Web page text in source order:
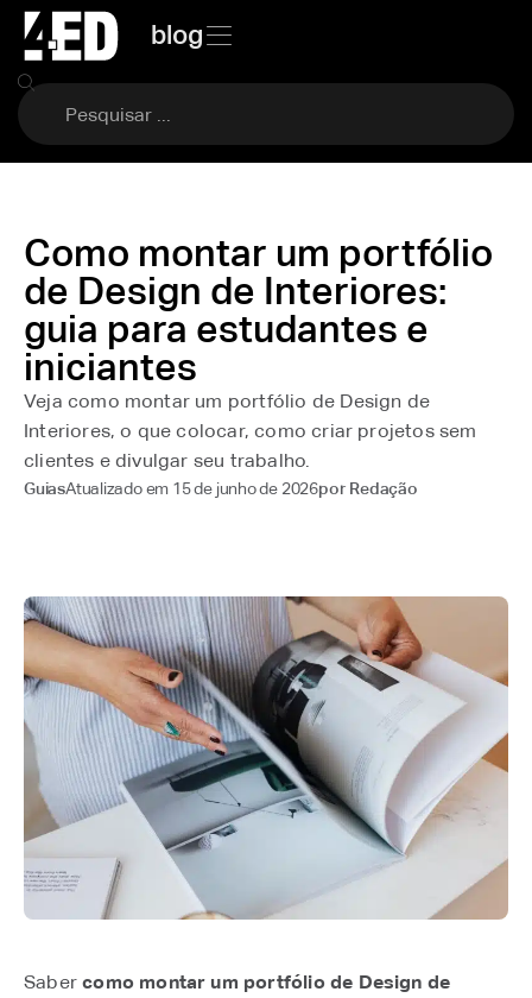
blog
Como montar um portfólio
de Design de Interiores:
guia para estudantes e
iniciantes
Veja como montar um portfólio de Design de
Interiores, o que colocar, como criar projetos sem
clientes e divulgar seu trabalho.
GuiasAtualizado em 15 de junho de 2026por Redação
Sabercomo montar um portfólio de Design de